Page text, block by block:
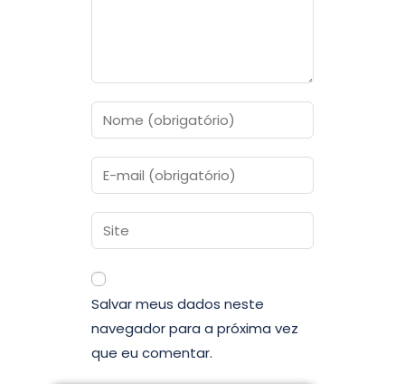
Salvar meus dados neste
navegador para a próxima vez
que eu comentar.